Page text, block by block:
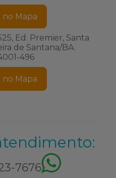
no Mapa
Ed. Premier, Santa
de Santana/BA.
496
no Mapa
7676